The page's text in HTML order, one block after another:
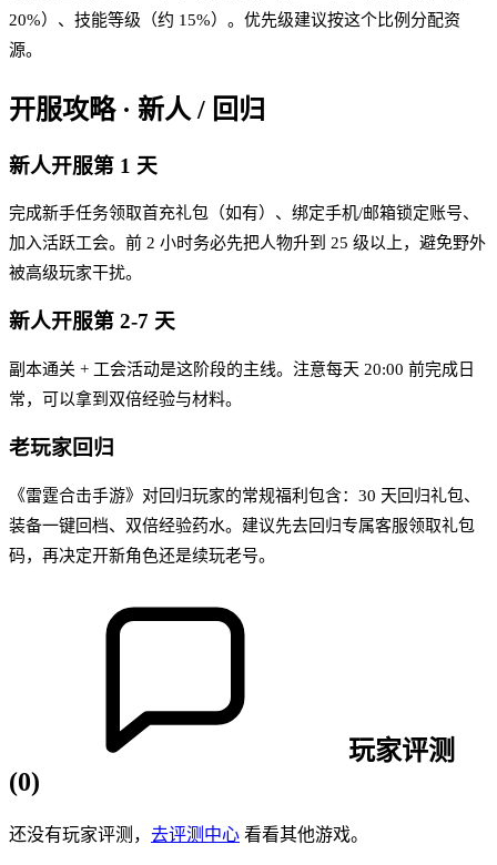
20%）、技能等级（约 15%）。优先级建议按这个比例分配资
源。
开服攻略 · 新人 / 回归
新人开服第 1 天
完成新手任务领取首充礼包（如有）、绑定手机/邮箱锁定账号、
加入活跃工会。前 2 小时务必先把人物升到 25 级以上，避免野外
被高级玩家干扰。
新人开服第 2-7 天
副本通关 + 工会活动是这阶段的主线。注意每天 20:00 前完成日
常，可以拿到双倍经验与材料。
老玩家回归
《雷霆合击手游》对回归玩家的常规福利包含：30 天回归礼包、
装备一键回档、双倍经验药水。建议先去回归专属客服领取礼包
码，再决定开新角色还是续玩老号。
玩家评测
(0)
还没有玩家评测， 去评测中心 看看其他游戏。